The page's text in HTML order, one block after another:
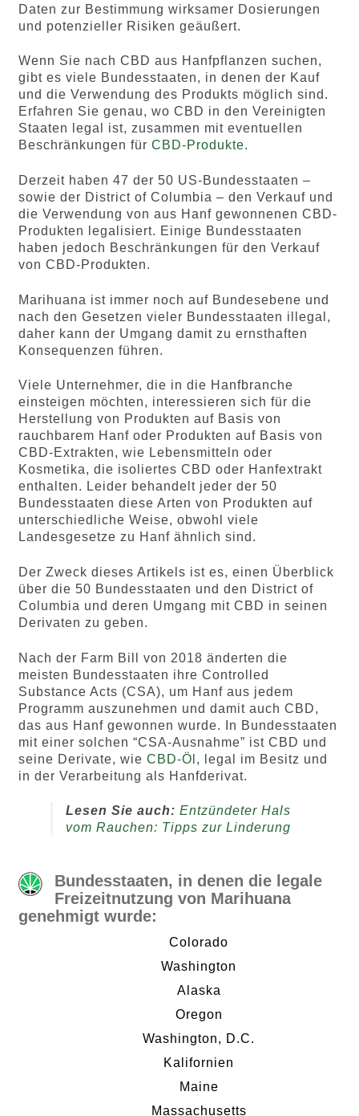
Daten zur Bestimmung wirksamer Dosierungen
und potenzieller Risiken geäußert.
Wenn Sie nach CBD aus Hanfpflanzen suchen,
gibt es viele Bundesstaaten, in denen der Kauf
und die Verwendung des Produkts möglich sind.
Erfahren Sie genau, wo CBD in den Vereinigten
Staaten legal ist, zusammen mit eventuellen
Beschränkungen für CBD-Produkte.
Derzeit haben 47 der 50 US-Bundesstaaten –
sowie der District of Columbia – den Verkauf und
die Verwendung von aus Hanf gewonnenen CBD-
Produkten legalisiert. Einige Bundesstaaten
haben jedoch Beschränkungen für den Verkauf
von CBD-Produkten.
Marihuana ist immer noch auf Bundesebene und
nach den Gesetzen vieler Bundesstaaten illegal,
daher kann der Umgang damit zu ernsthaften
Konsequenzen führen.
Viele Unternehmer, die in die Hanfbranche
einsteigen möchten, interessieren sich für die
Herstellung von Produkten auf Basis von
rauchbarem Hanf oder Produkten auf Basis von
CBD-Extrakten, wie Lebensmitteln oder
Kosmetika, die isoliertes CBD oder Hanfextrakt
enthalten. Leider behandelt jeder der 50
Bundesstaaten diese Arten von Produkten auf
unterschiedliche Weise, obwohl viele
Landesgesetze zu Hanf ähnlich sind.
Der Zweck dieses Artikels ist es, einen Überblick
über die 50 Bundesstaaten und den District of
Columbia und deren Umgang mit CBD in seinen
Derivaten zu geben.
Nach der Farm Bill von 2018 änderten die
meisten Bundesstaaten ihre Controlled
Substance Acts (CSA), um Hanf aus jedem
Programm auszunehmen und damit auch CBD,
das aus Hanf gewonnen wurde. In Bundesstaaten
mit einer solchen “CSA-Ausnahme” ist CBD und
seine Derivate, wie CBD-Öl , legal im Besitz und
in der Verarbeitung als Hanfderivat.
Lesen Sie auch: Entzündeter Hals
vom Rauchen: Tipps zur Linderung
Bundesstaaten, in denen die legale
Freizeitnutzung von Marihuana
genehmigt wurde:
Colorado
Washington
Alaska
Oregon
Washington, D.C.
Kalifornien
Maine
Massachusetts